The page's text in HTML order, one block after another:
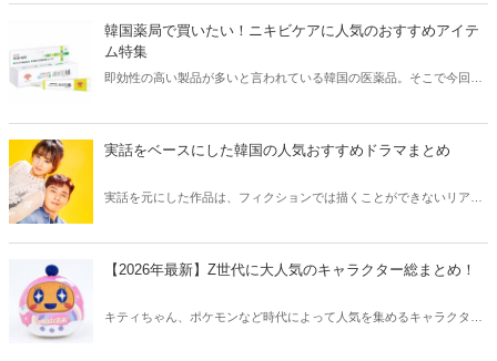
方も必見です。
韓国薬局で買いたい！ニキビケアに人気のおすすめアイテ
ム特集
即効性の高い製品が多いと言われている韓国の医薬品。そこで今回は
う。
実話をベースにした韓国の人気おすすめドラマまとめ
実話を元にした作品は、フィクションでは描くことができないリアル
【2026年最新】Z世代に大人気のキャラクター総まとめ！
キティちゃん、ポケモンなど時代によって人気を集めるキャラクター